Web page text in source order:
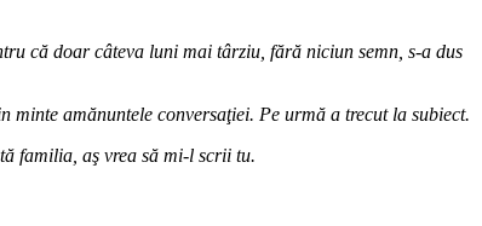
că doar câteva luni mai târziu, fără niciun semn, s-a dus
amă­nuntele conversaţiei. Pe urmă a trecut la subiect.
familia, aş vrea să mi-l scrii tu.